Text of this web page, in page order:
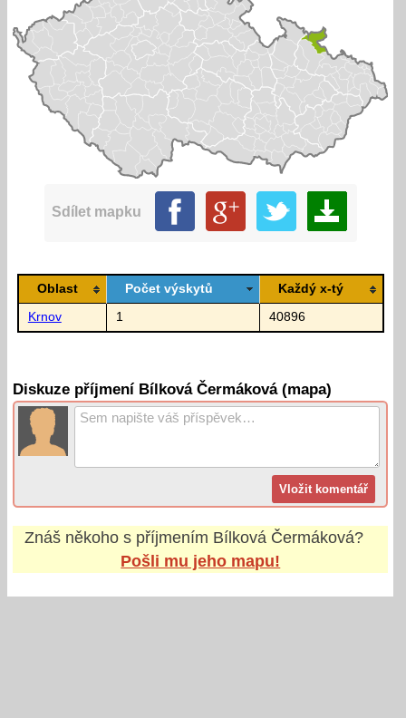
Sdílet mapku
Oblast Počet výskytů Každý x-tý
Krnov 1 40896
Diskuze příjmení Bílková Čermáková (mapa)
Znáš někoho s příjmením Bílková Čermáková?
Pošli mu jeho mapu!